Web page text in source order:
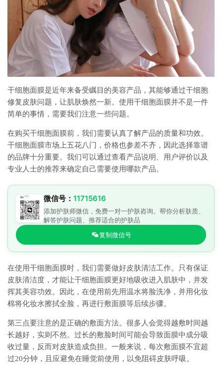
干细胞面膜是近年来备受瞩目的美容产品，其能够通过干细胞
修复皮肤问题，让肌肤焕然一新。使用干细胞面膜并不是一件
简单的事情，需要我们注意一些问题。
在购买干细胞面膜前，我们需要认真了解产品的质量和功效。
干细胞面膜市场上五花八门，价格也参差不齐，因此选择靠谱
的品牌十分重要。我们可以通过查看产品说明、用户评价以及
专业人士的推荐来确定自己需要使用哪款产品。
微信号： 11715616
添加护肤师微信，免费一对一护肤咨询。帮你分析肤质、
解答护肤问题、推荐适合的护肤品
复制微信号
在使用干细胞面膜时，我们需要做好皮肤清洁工作。只有保证
皮肤清洁度，才能让干细胞面膜更好地吸收进入肌肤中，并发
挥其美容功效。因此，在使用前先用温水将脸洗净，并用化妆
棉将化妆水擦拭全脸，再进行敷面膜等后续步骤。
第三点要注意的是正确的敷面方法。很多人会觉得越敷时间越
长越好，实则不然。过长的敷脸时间可能会导致面膜中成分吸
收过量，反而对皮肤造成负担。一般来说，每次敷面膜不宜超
过20分钟，且应避免在睡觉前使用，以免阻碍皮肤呼吸。